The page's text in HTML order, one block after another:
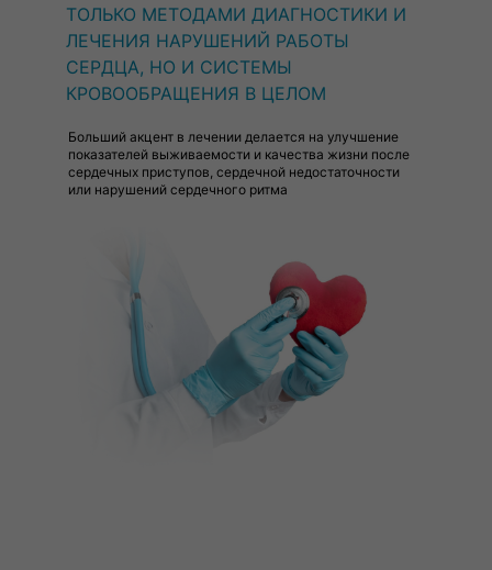
ТОЛЬКО МЕТОДАМИ ДИАГНОСТИКИ И
ЛЕЧЕНИЯ НАРУШЕНИЙ РАБОТЫ
СЕРДЦА, НО И СИСТЕМЫ
КРОВООБРАЩЕНИЯ В ЦЕЛОМ
Больший акцент в лечении делается на улучшение
показателей выживаемости и качества жизни после
сердечных приступов, сердечной недостаточности
или нарушений сердечного ритма